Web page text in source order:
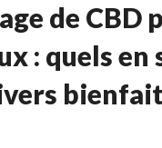
de CBD
: quels en